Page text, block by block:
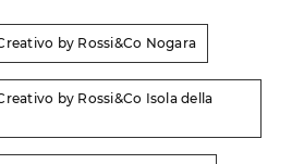
by Rossi&Co Nogara
by Rossi&Co Isola della